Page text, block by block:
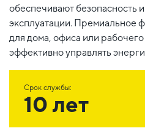
обеспечивают безопасность
эксплуатации. Премиальное
для дома, офиса или
эффективно управлять
Срок службы:
10 лет